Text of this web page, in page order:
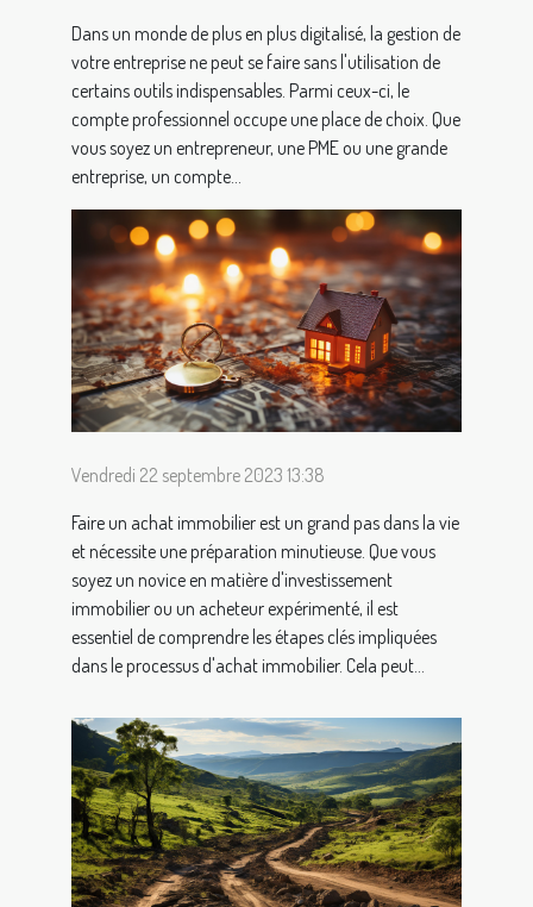
Dans un monde de plus en plus digitalisé, la gestion de
votre entreprise ne peut se faire sans l'utilisation de
certains outils indispensables. Parmi ceux-ci, le
compte professionnel occupe une place de choix. Que
vous soyez un entrepreneur, une PME ou une grande
entreprise, un compte...
Vendredi 22 septembre 2023 13:38
Faire un achat immobilier est un grand pas dans la vie
et nécessite une préparation minutieuse. Que vous
soyez un novice en matière d'investissement
immobilier ou un acheteur expérimenté, il est
essentiel de comprendre les étapes clés impliquées
dans le processus d'achat immobilier. Cela peut...